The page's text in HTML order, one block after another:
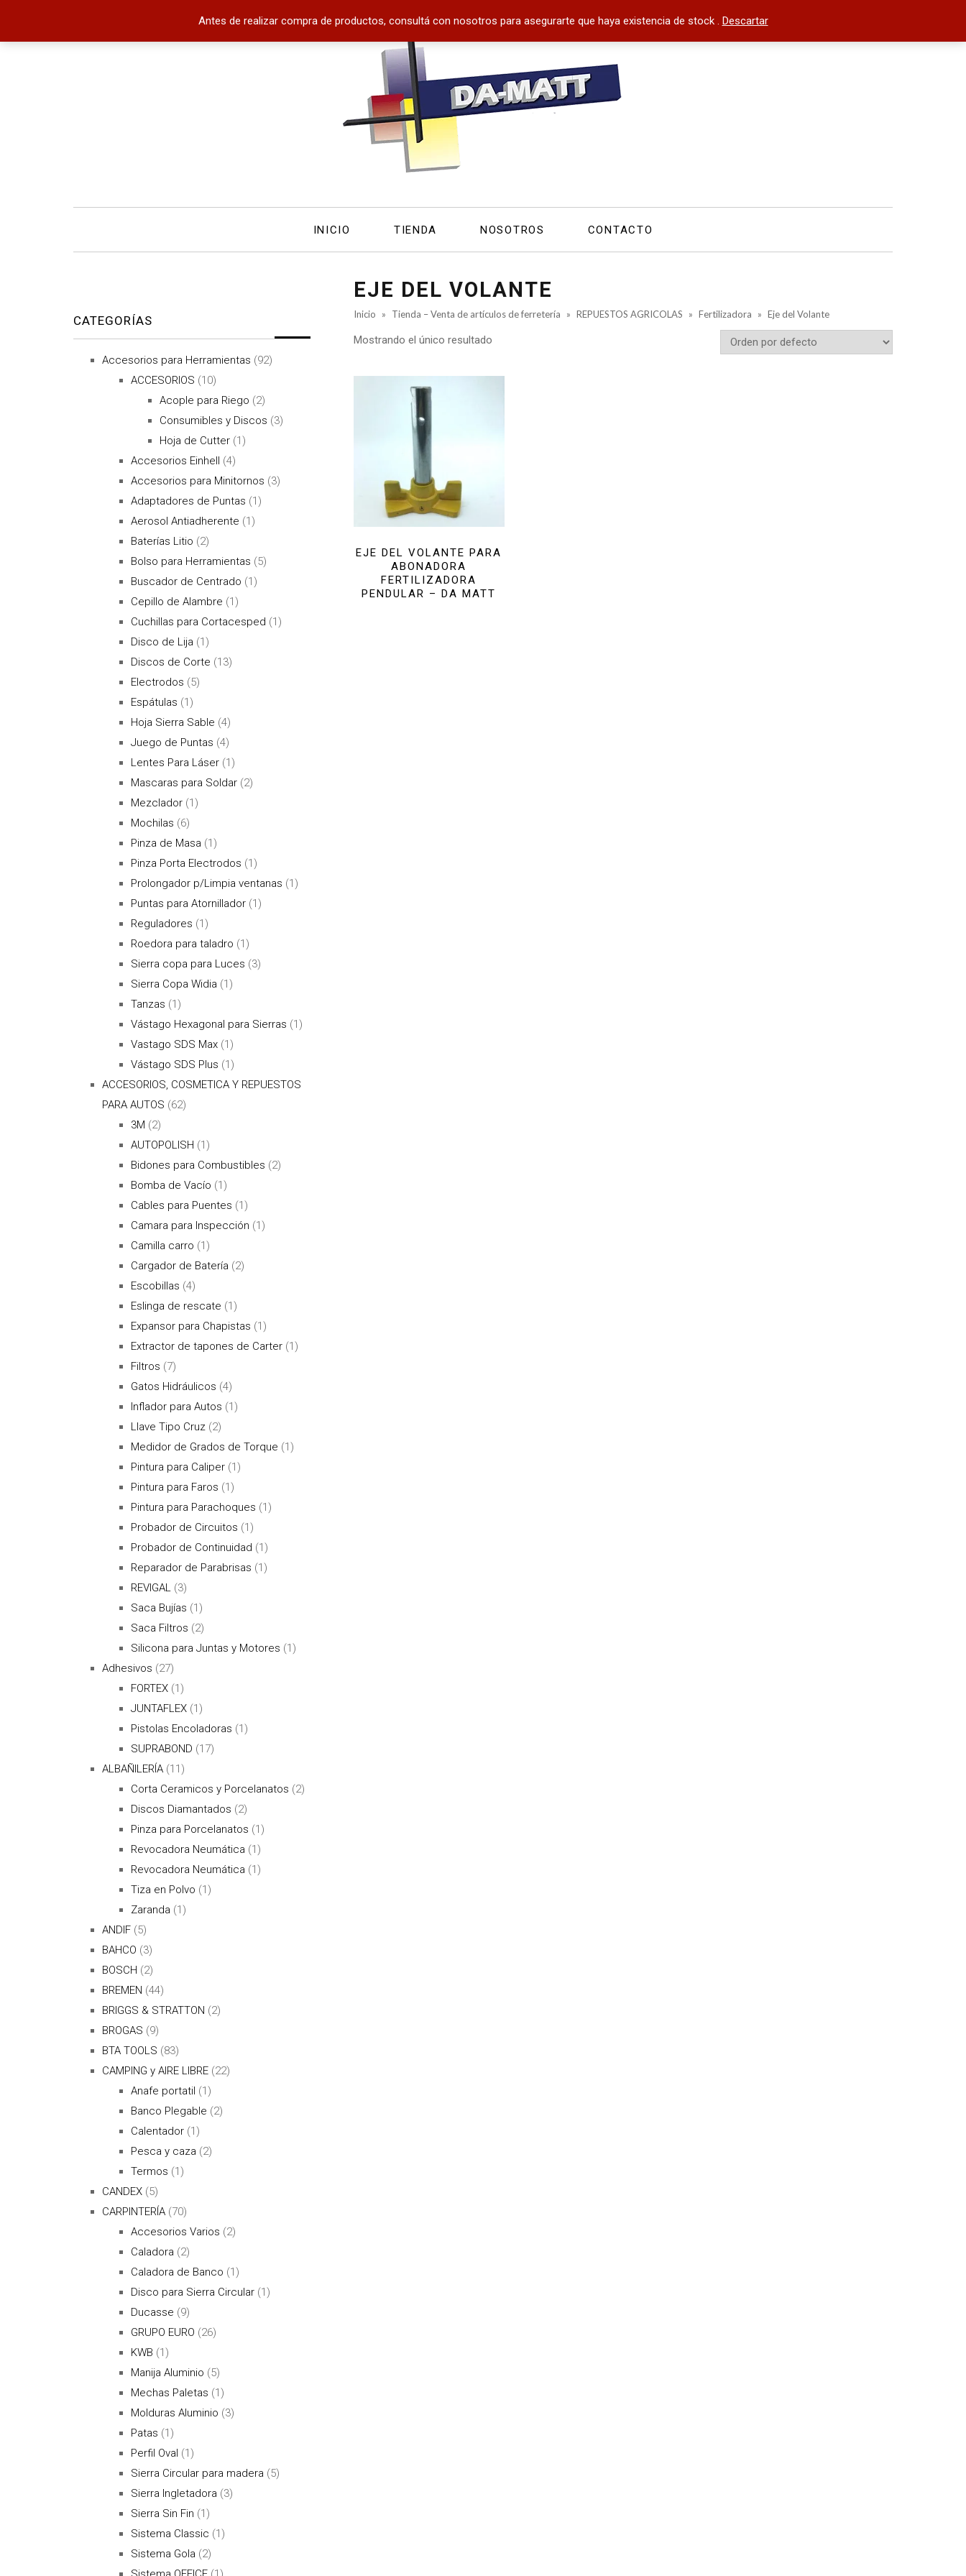
Antes de realizar compra de productos, consultá con nosotros para asegurarte que haya existencia de stock . Descartar
INICIO TIENDA NOSOTROS CONTACTO
EJE DEL VOLANTE
Inicio » Tienda – Venta de artículos de ferretería » REPUESTOS AGRICOLAS » Fertilizadora » Eje del Volante
Mostrando el único resultado
EJE DEL VOLANTE PARA
ABONADORA
FERTILIZADORA
PENDULAR – DA MATT
CATEGORÍAS
Accesorios para Herramientas (92)
ACCESORIOS (10)
Acople para Riego (2)
Consumibles y Discos (3)
Hoja de Cutter (1)
Accesorios Einhell (4)
Accesorios para Minitornos (3)
Adaptadores de Puntas (1)
Aerosol Antiadherente (1)
Baterías Litio (2)
Bolso para Herramientas (5)
Buscador de Centrado (1)
Cepillo de Alambre (1)
Cuchillas para Cortacesped (1)
Disco de Lija (1)
Discos de Corte (13)
Electrodos (5)
Espátulas (1)
Hoja Sierra Sable (4)
Juego de Puntas (4)
Lentes Para Láser (1)
Mascaras para Soldar (2)
Mezclador (1)
Mochilas (6)
Pinza de Masa (1)
Pinza Porta Electrodos (1)
Prolongador p/Limpia ventanas (1)
Puntas para Atornillador (1)
Reguladores (1)
Roedora para taladro (1)
Sierra copa para Luces (3)
Sierra Copa Widia (1)
Tanzas (1)
Vástago Hexagonal para Sierras (1)
Vastago SDS Max (1)
Vástago SDS Plus (1)
ACCESORIOS, COSMETICA Y REPUESTOS
PARA AUTOS (62)
3M (2)
AUTOPOLISH (1)
Bidones para Combustibles (2)
Bomba de Vacío (1)
Cables para Puentes (1)
Camara para Inspección (1)
Camilla carro (1)
Cargador de Batería (2)
Escobillas (4)
Eslinga de rescate (1)
Expansor para Chapistas (1)
Extractor de tapones de Carter (1)
Filtros (7)
Gatos Hidráulicos (4)
Inflador para Autos (1)
Llave Tipo Cruz (2)
Medidor de Grados de Torque (1)
Pintura para Caliper (1)
Pintura para Faros (1)
Pintura para Parachoques (1)
Probador de Circuitos (1)
Probador de Continuidad (1)
Reparador de Parabrisas (1)
REVIGAL (3)
Saca Bujías (1)
Saca Filtros (2)
Silicona para Juntas y Motores (1)
Adhesivos (27)
FORTEX (1)
JUNTAFLEX (1)
Pistolas Encoladoras (1)
SUPRABOND (17)
ALBAÑILERÍA (11)
Corta Ceramicos y Porcelanatos (2)
Discos Diamantados (2)
Pinza para Porcelanatos (1)
Revocadora Neumática (1)
Revocadora Neumática (1)
Tiza en Polvo (1)
Zaranda (1)
ANDIF (5)
BAHCO (3)
BOSCH (2)
BREMEN (44)
BRIGGS & STRATTON (2)
BROGAS (9)
BTA TOOLS (83)
CAMPING y AIRE LIBRE (22)
Anafe portatil (1)
Banco Plegable (2)
Calentador (1)
Pesca y caza (2)
Termos (1)
CANDEX (5)
CARPINTERÍA (70)
Accesorios Varios (2)
Caladora (2)
Caladora de Banco (1)
Disco para Sierra Circular (1)
Ducasse (9)
GRUPO EURO (26)
KWB (1)
Manija Aluminio (5)
Mechas Paletas (1)
Molduras Aluminio (3)
Patas (1)
Perfil Oval (1)
Sierra Circular para madera (5)
Sierra Ingletadora (3)
Sierra Sin Fin (1)
Sistema Classic (1)
Sistema Gola (2)